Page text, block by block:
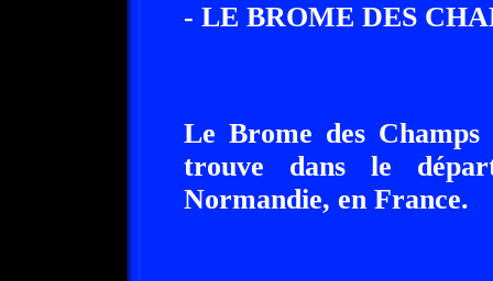
- LE BROME DES
Le Brome des
trouve dans le
Normandie, en France.